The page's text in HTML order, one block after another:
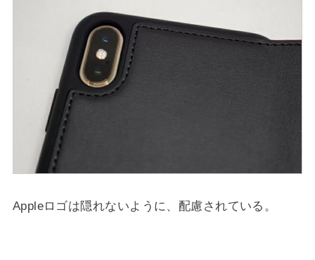
Appleロゴは隠れないように、配慮されている。